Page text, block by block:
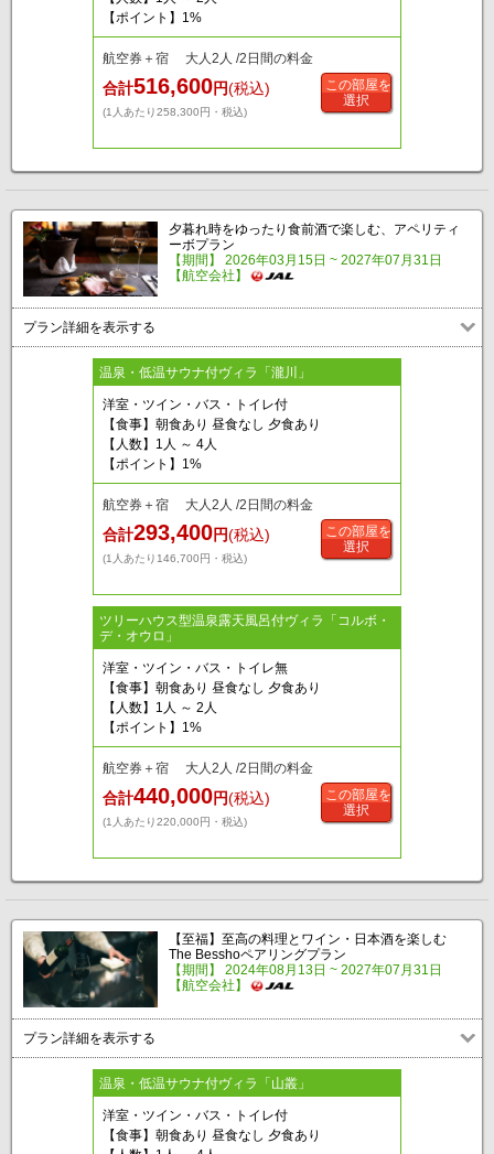
【ポイント】1%
航空券＋宿 大人2人 /2日間の料金
合計516,600円(税込)
(1人あたり258,300円・税込)
この部屋を
選択
夕暮れ時をゆったり食前酒で楽しむ、アペリティ
ーボプラン
【期間】 2026年03月15日 ~ 2027年07月31日
【航空会社】
プラン詳細を表示する
温泉・低温サウナ付ヴィラ「瀧川」
洋室・ツイン・バス・トイレ付
【食事】朝食あり 昼食なし 夕食あり
【人数】1人 ～ 4人
【ポイント】1%
航空券＋宿 大人2人 /2日間の料金
合計293,400円(税込)
(1人あたり146,700円・税込)
この部屋を
選択
ツリーハウス型温泉露天風呂付ヴィラ「コルボ・
デ・オウロ」
洋室・ツイン・バス・トイレ無
【食事】朝食あり 昼食なし 夕食あり
【人数】1人 ～ 2人
【ポイント】1%
航空券＋宿 大人2人 /2日間の料金
合計440,000円(税込)
(1人あたり220,000円・税込)
この部屋を
選択
【至福】至高の料理とワイン・日本酒を楽しむ
The Besshoペアリングプラン
【期間】 2024年08月13日 ~ 2027年07月31日
【航空会社】
プラン詳細を表示する
温泉・低温サウナ付ヴィラ「山叢」
洋室・ツイン・バス・トイレ付
【食事】朝食あり 昼食なし 夕食あり